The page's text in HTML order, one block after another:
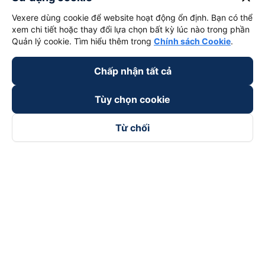
Vexere dùng cookie để website hoạt động ổn định. Bạn có thể
xem chi tiết hoặc thay đổi lựa chọn bất kỳ lúc nào trong phần
Quản lý cookie. Tìm hiểu thêm trong Chính sách Cookie.
Chấp nhận tất cả
Tùy chọn cookie
Từ chối